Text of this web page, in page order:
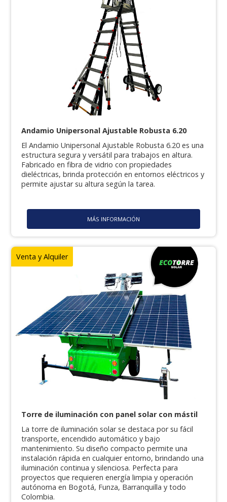
Andamio Unipersonal Ajustable Robusta 6.20
El Andamio Unipersonal Ajustable Robusta 6.20 es una
estructura segura y versátil para trabajos en altura.
Fabricado en fibra de vidrio con propiedades
dieléctricas, brinda protección en entornos eléctricos y
permite ajustar su altura según la tarea.
MÁS INFORMACIÓN
Venta y Alquiler
Torre de iluminación con panel solar con mástil
La torre de iluminación solar se destaca por su fácil
transporte, encendido automático y bajo
mantenimiento. Su diseño compacto permite una
instalación rápida en cualquier entorno, brindando una
iluminación continua y silenciosa. Perfecta para
proyectos que requieren energía limpia y operación
autónoma en Bogotá, Funza, Barranquilla y todo
Colombia.